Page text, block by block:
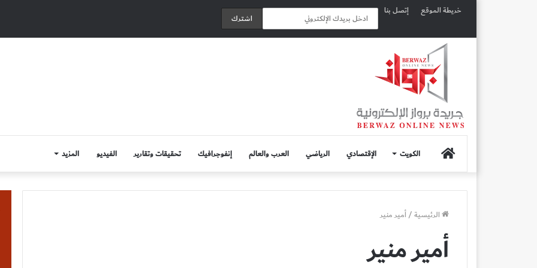
خريطة الموقع إتصل بنا
الصفحة
الرئيسية
الكويت الإقتصادي الرياضي العرب والعالم إنفوجرافيك تحقيقات وتقارير الفيديو المزيد
الرئيسية/أمير منير
أمير منير